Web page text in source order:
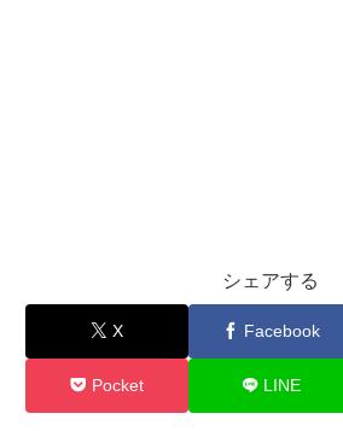
シェアする
X Facebook
Pocket LINE